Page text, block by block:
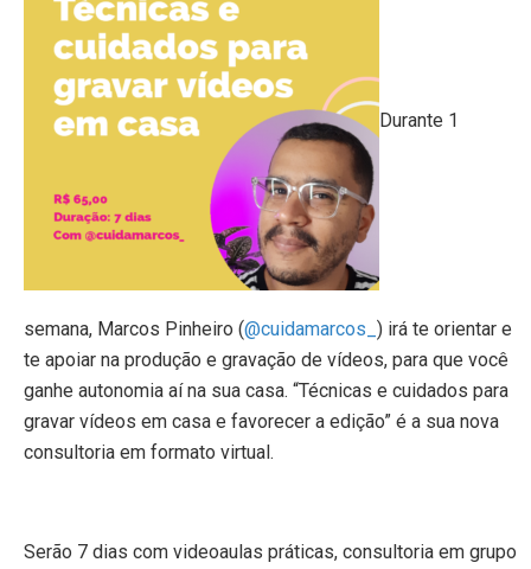
Durante 1
semana, Marcos Pinheiro (@cuidamarcos_ ) irá te orientar e
te apoiar na produção e gravação de vídeos, para que você
ganhe autonomia aí na sua casa. “Técnicas e cuidados para
gravar vídeos em casa e favorecer a edição” é a sua nova
consultoria em formato virtual.
Serão 7 dias com videoaulas práticas, consultoria em grupo